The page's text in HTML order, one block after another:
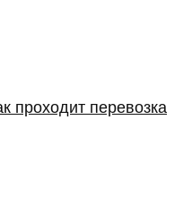
проходит перевозка